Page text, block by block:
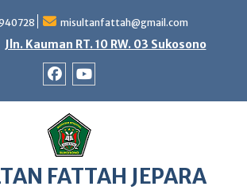
misultanfattah@gmail.com
Jln. Kauman RT. 10 RW. 03 Sukosono
FATTAH JEPARA